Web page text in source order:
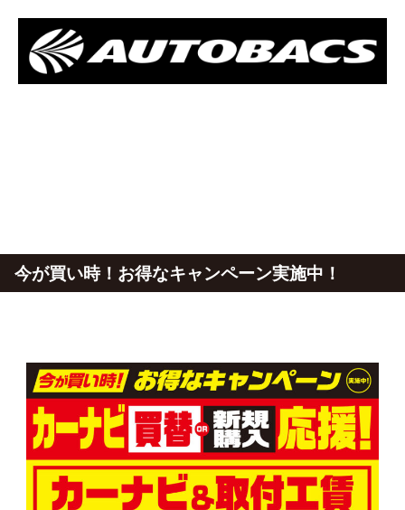
今が買い時！お得なキャンペーン実施中！